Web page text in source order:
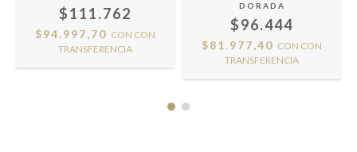
$111.762
$94.997,70 CON CON
TRANSFERENCIA
DORADA
$96.444
$81.977,40 CON CON
TRANSFERENCIA